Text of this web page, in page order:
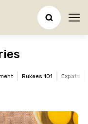
Rukees 101 Expats